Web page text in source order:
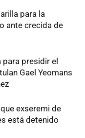
para la
ante crecida de
para presidir el
Gael Yeomans
exseremi de
está detenido